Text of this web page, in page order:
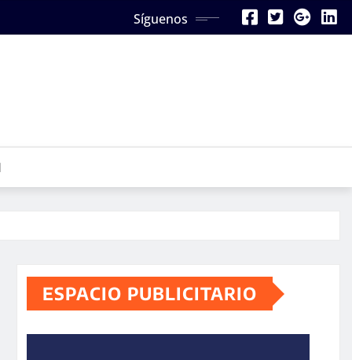
Síguenos
ESPACIO PUBLICITARIO